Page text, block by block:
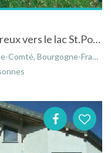
Chalet"du petit bois"à Montperreux vers le lac St.Point au coeur des montagnes du Jura.
Franche-Comté, France